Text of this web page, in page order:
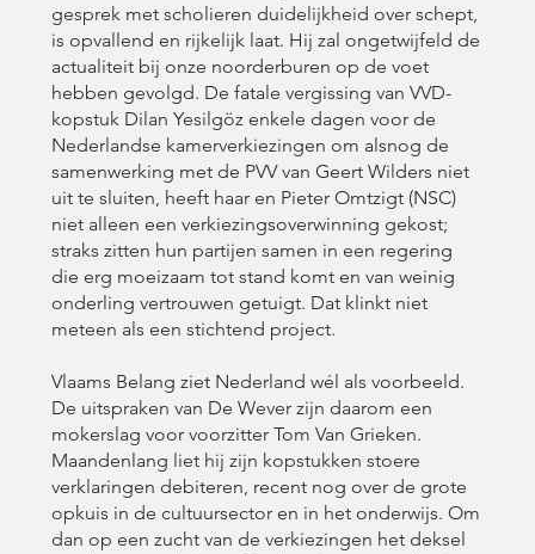
gesprek met scholieren duidelijkheid over schept,
is opvallend en rijkelijk laat. Hij zal ongetwijfeld de
actualiteit bij onze noorderburen op de voet
hebben gevolgd. De fatale vergissing van VVD-
kopstuk Dilan Yesilgöz enkele dagen voor de
Nederlandse kamerverkiezingen om alsnog de
samenwerking met de PVV van Geert Wilders niet
uit te sluiten, heeft haar en Pieter Omtzigt (NSC)
niet alleen een verkiezingsoverwinning gekost;
straks zitten hun partijen samen in een regering
die erg moeizaam tot stand komt en van weinig
onderling vertrouwen getuigt. Dat klinkt niet
meteen als een stichtend project.
Vlaams Belang ziet Nederland wél als voorbeeld.
De uitspraken van De Wever zijn daarom een
mokerslag voor voorzitter Tom Van Grieken.
Maandenlang liet hij zijn kopstukken stoere
verklaringen debiteren, recent nog over de grote
opkuis in de cultuursector en in het onderwijs. Om
dan op een zucht van de verkiezingen het deksel